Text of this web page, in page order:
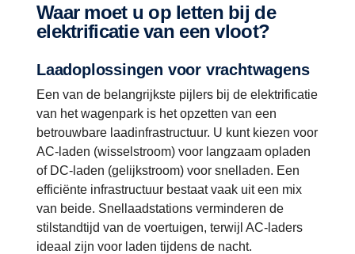
Waar moet u op letten bij de
elektrificatie van een vloot?
Laadoplossingen voor vrachtwagens
Een van de belangrijkste pijlers bij de elektrificatie
van het wagenpark is het opzetten van een
betrouwbare laadinfrastructuur. U kunt kiezen voor
AC-laden (wisselstroom) voor langzaam opladen
of DC-laden (gelijkstroom) voor snelladen. Een
efficiënte infrastructuur bestaat vaak uit een mix
van beide. Snellaadstations verminderen de
stilstandtijd van de voertuigen, terwijl AC-laders
ideaal zijn voor laden tijdens de nacht.